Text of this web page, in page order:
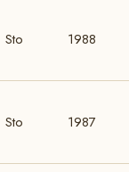
Sto 1988
Sto 1987